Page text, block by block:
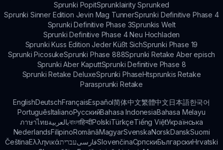
Sprunki PopitSprunklairity Sprunked
Sprunki Sinner Edition Jevin Mag TunnerSprunki Definitive Phase 4
Sprunki Definitive Phase 3Sprunkis Welt
Sprunki Definitive Phase 4 Neu Hochladen
Sprunki Kuss Edition Jeder Küßt SichSprunki Phase 19
Sprunki PicosukeSprunki Phase 888Sprunki Retake Aber episch
Sprunki Aber KaputtSprunki Definitive Phase 8
Sprunki Retake DeluxeSprunki PhaseHtsprunkis Retake
Parasprunki Retake
EnglishDeutschFrançaisEspañol简体中文繁體中文日本語한국어
PortuguêsItalianoРусскийBahasa IndonesiaBahasa Melayu
ภาษาไทยبالعربيةবাংলাहिन्दीPolskiTürkçeTiếng ViệtУкраїнська
NederlandsFilipinoRomânăMagyarSvenskaNorskDanskSuomi
ČeštinaΕλληνικάעבריתفارسیSlovenčinaСрпскиБългарскиHrvatski